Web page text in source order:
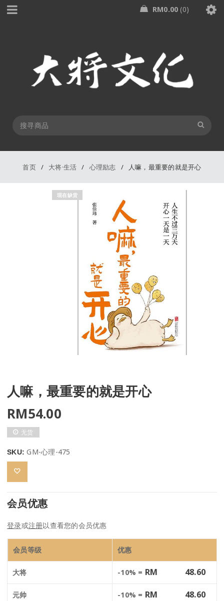
RM0.00 0
首页 / 大将·生活 / 心理励志 / 人嘛，最重要的就是开心
现在缺货
人嘛，最重要的就是开心
RM54.00
无货
SKU:GM-心理-475
会员优惠
登录或注册以查看您的会员优惠
会员等级 优惠
大将 -10% = RM 48.60
元帅 -10% = RM 48.60